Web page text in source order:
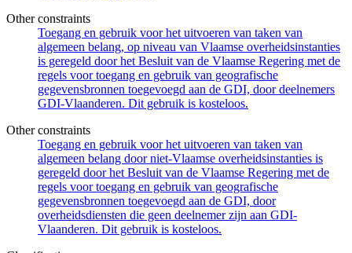
Other constraints
Toegang en gebruik voor het uitvoeren van taken van
algemeen belang, op niveau van Vlaamse overheidsinstanties
is geregeld door het Besluit van de Vlaamse Regering met de
regels voor toegang en gebruik van geografische
gegevensbronnen toegevoegd aan de GDI, door deelnemers
GDI-Vlaanderen. Dit gebruik is kosteloos.
Other constraints
Toegang en gebruik voor het uitvoeren van taken van
algemeen belang door niet-Vlaamse overheidsinstanties is
geregeld door het Besluit van de Vlaamse Regering met de
regels voor toegang en gebruik van geografische
gegevensbronnen toegevoegd aan de GDI, door
overheidsdiensten die geen deelnemer zijn aan GDI-
Vlaanderen. Dit gebruik is kosteloos.